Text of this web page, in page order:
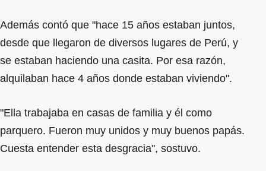
Además contó que "hace 15 años estaban juntos,
desde que llegaron de diversos lugares de Perú, y
se estaban haciendo una casita. Por esa razón,
alquilaban hace 4 años donde estaban viviendo".
"Ella trabajaba en casas de familia y él como
parquero. Fueron muy unidos y muy buenos papás.
Cuesta entender esta desgracia", sostuvo.